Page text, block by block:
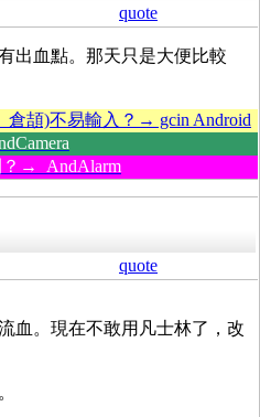
quote
出血點。那天只是大便比較
倉頡)不易輸入？→ gcin Android
？→ AndAlarm
quote
血。現在不敢用凡士林了，改